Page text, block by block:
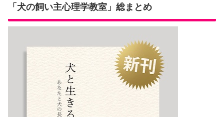
「犬の飼い主心理学教室」総まとめ